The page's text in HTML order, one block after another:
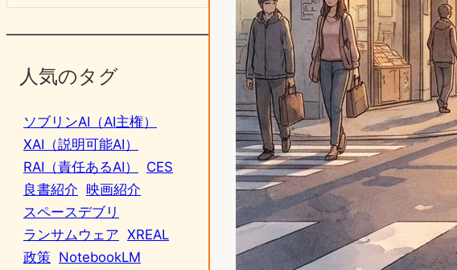
人気のタグ
ソブリンAI（AI主権）
XAI（説明可能AI）
RAI（責任あるAI）
CES
良書紹介 映画紹介
スペースデブリ
ランサムウェア XREAL
政策 NotebookLM